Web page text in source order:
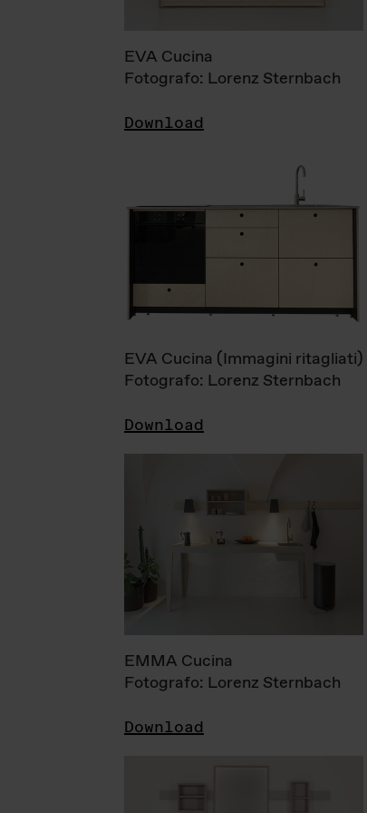
EVA Cucina
Fotografo: Lorenz Sternbach
Download
EVA Cucina (Immagini ritagliati)
Fotografo: Lorenz Sternbach
Download
EMMA Cucina
Fotografo: Lorenz Sternbach
Download